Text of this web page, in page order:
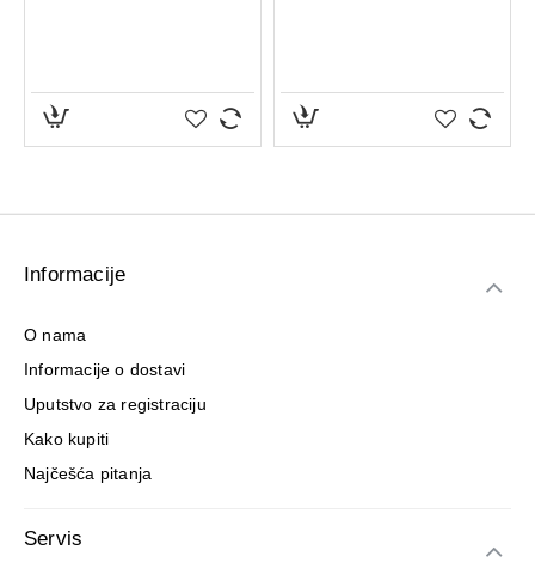
Informacije
O nama
Informacije o dostavi
Uputstvo za registraciju
Kako kupiti
Najčešća pitanja
Servis